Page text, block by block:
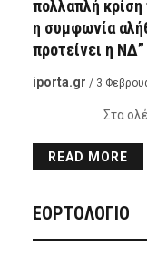
πολλαπλή
η συμφωνία
προτείνει η ΝΔ”
iporta.gr / 3
Στα ολέθρια
READ MORE
ΕΟΡΤΟΛΟΓΙΟ